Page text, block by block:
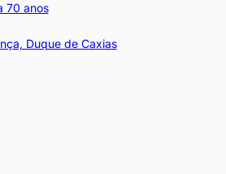
70 anos
Duque de Caxias